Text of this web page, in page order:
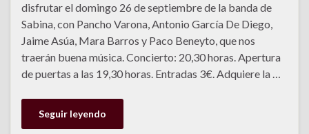
disfrutar el domingo 26 de septiembre de la banda de
Sabina, con Pancho Varona, Antonio García De Diego,
Jaime Asúa, Mara Barros y Paco Beneyto, que nos
traerán buena música. Concierto: 20,30 horas. Apertura
de puertas a las 19,30 horas. Entradas 3€. Adquiere la …
Seguir leyendo